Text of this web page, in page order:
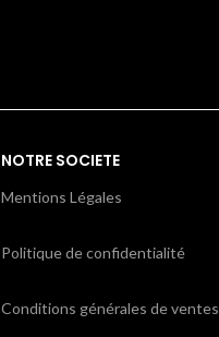
NOTRE SOCIETE
Mentions Légales
Politique de confidentialité
Conditions générales de ventes